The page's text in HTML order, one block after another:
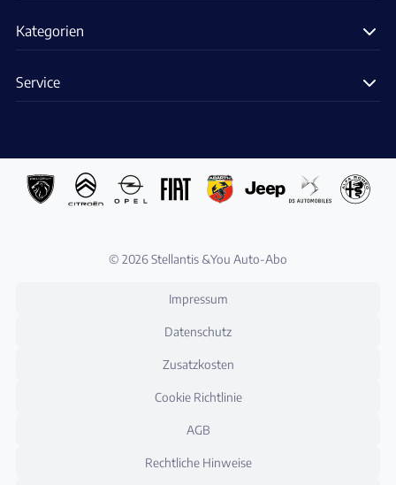
Kategorien
Service
© 2026 Stellantis &You Auto-Abo
Impressum
Datenschutz
Zusatzkosten
Cookie Richtlinie
AGB
Rechtliche Hinweise